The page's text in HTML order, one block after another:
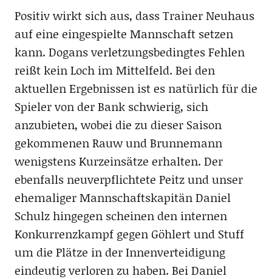
Positiv wirkt sich aus, dass Trainer Neuhaus
auf eine eingespielte Mannschaft setzen
kann. Dogans verletzungsbedingtes Fehlen
reißt kein Loch im Mittelfeld. Bei den
aktuellen Ergebnissen ist es natürlich für die
Spieler von der Bank schwierig, sich
anzubieten, wobei die zu dieser Saison
gekommenen Rauw und Brunnemann
wenigstens Kurzeinsätze erhalten. Der
ebenfalls neuverpflichtete Peitz und unser
ehemaliger Mannschaftskapitän Daniel
Schulz hingegen scheinen den internen
Konkurrenzkampf gegen Göhlert und Stuff
um die Plätze in der Innenverteidigung
eindeutig verloren zu haben. Bei Daniel